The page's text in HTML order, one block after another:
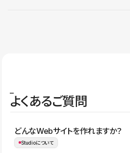
よくあるご質問
どんなWebサイトを作れますか？
Studioについて